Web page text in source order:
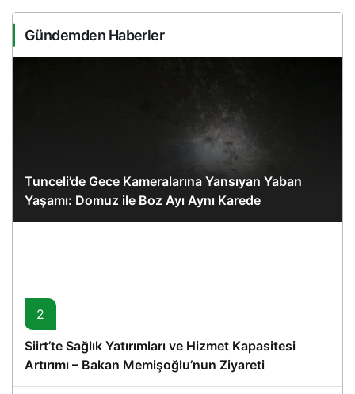
Gündemden Haberler
Tunceli’de Gece Kameralarına Yansıyan Yaban
Yaşamı: Domuz ile Boz Ayı Aynı Karede
2
Siirt’te Sağlık Yatırımları ve Hizmet Kapasitesi
Artırımı – Bakan Memişoğlu’nun Ziyareti